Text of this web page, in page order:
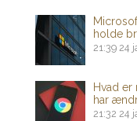
holde
21:39 24
Hvad er
har
21:32 24